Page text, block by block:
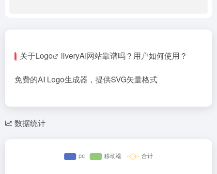
关于Logo liveryAI网站靠谱吗？用户如何使用？
免费的AI Logo生成器，提供SVG矢量格式
数据统计